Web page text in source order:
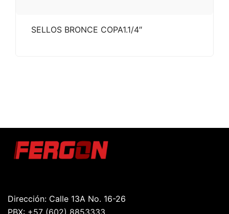
SELLOS BRONCE COPA1.1/4″
Dirección: Calle 13A No. 16-26